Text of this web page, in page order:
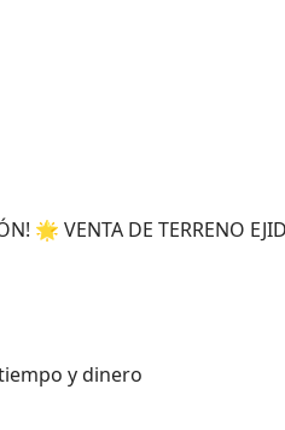
🌟 VENTA DE TERRENO
y dinero